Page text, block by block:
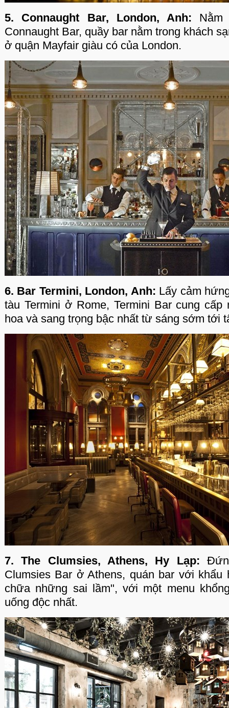
5. Connaught Bar, London, Anh:
Connaught Bar, quầy bar nằm trong khách
ở quận Mayfair giàu có của London.
6. Bar Termini, London, Anh: Lấy cảm
tàu Termini ở Rome, Termini Bar cung
hoa và sang trọng bậc nhất từ sáng sớm tới
7. The Clumsies, Athens, Hy Lạp:
Clumsies Bar ở Athens, quán bar với khẩu
chữa những sai lầm", với một menu
uống độc nhất.